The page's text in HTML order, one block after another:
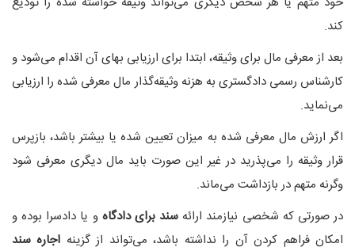
کند.
بعد از معرفی مال برای وثیقه، ابتدا برای ارزیابی بهای آن اقدام می‌شود و
کارشناس رسمی دادگستری به هزنه وثیقه‌گذار مال معرفی شده را ارزیابی
می‌نماید.
اگر ارزش مال معرفی شده به میزان تعیین شده یا بیشتر باشد، بازپرس
قرار وثیقه را می‌پذرید در غیر این صورت باید مال دیگری معرفی شود
وگرنه متهم در بازداشت می‌ماند.
در صورتی که شخصی نیازمند ارائه سند برای دادگاهو یا دادسرا بوده و
امکان فراهم کردن آن را نداشته باشد، می‌تواند از گزینه اجاره سند